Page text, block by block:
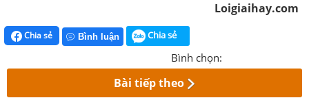
Loigiaihay.com
Chia sẻ Bình luận Chia sẻ
Bình chọn:
Bài tiếp theo